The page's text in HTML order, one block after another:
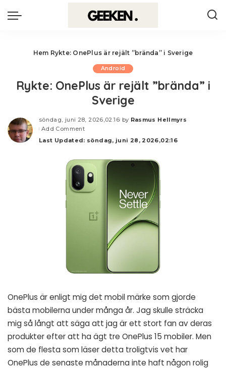
Hem Rykte: OnePlus är rejält ”brända” i Sverige
Android
Rykte: OnePlus är rejält ”brända” i
Sverige
söndag, juni 28, 2026,02:16
Posted
by Rasmus Hellmyrs
Add Comment
Last Updated: söndag, juni 28, 2026,02:16
OnePlus är enligt mig det mobil märke som gjorde
bästa mobilerna under många år. Jag skulle sträcka
mig så långt att säga att jag är ett stort fan av deras
produkter efter att ha ägt tre OnePlus 15 mobiler. Men
som de flesta som läser detta troligtvis vet har
OnePlus de senaste månaderna inte haft någon rolig